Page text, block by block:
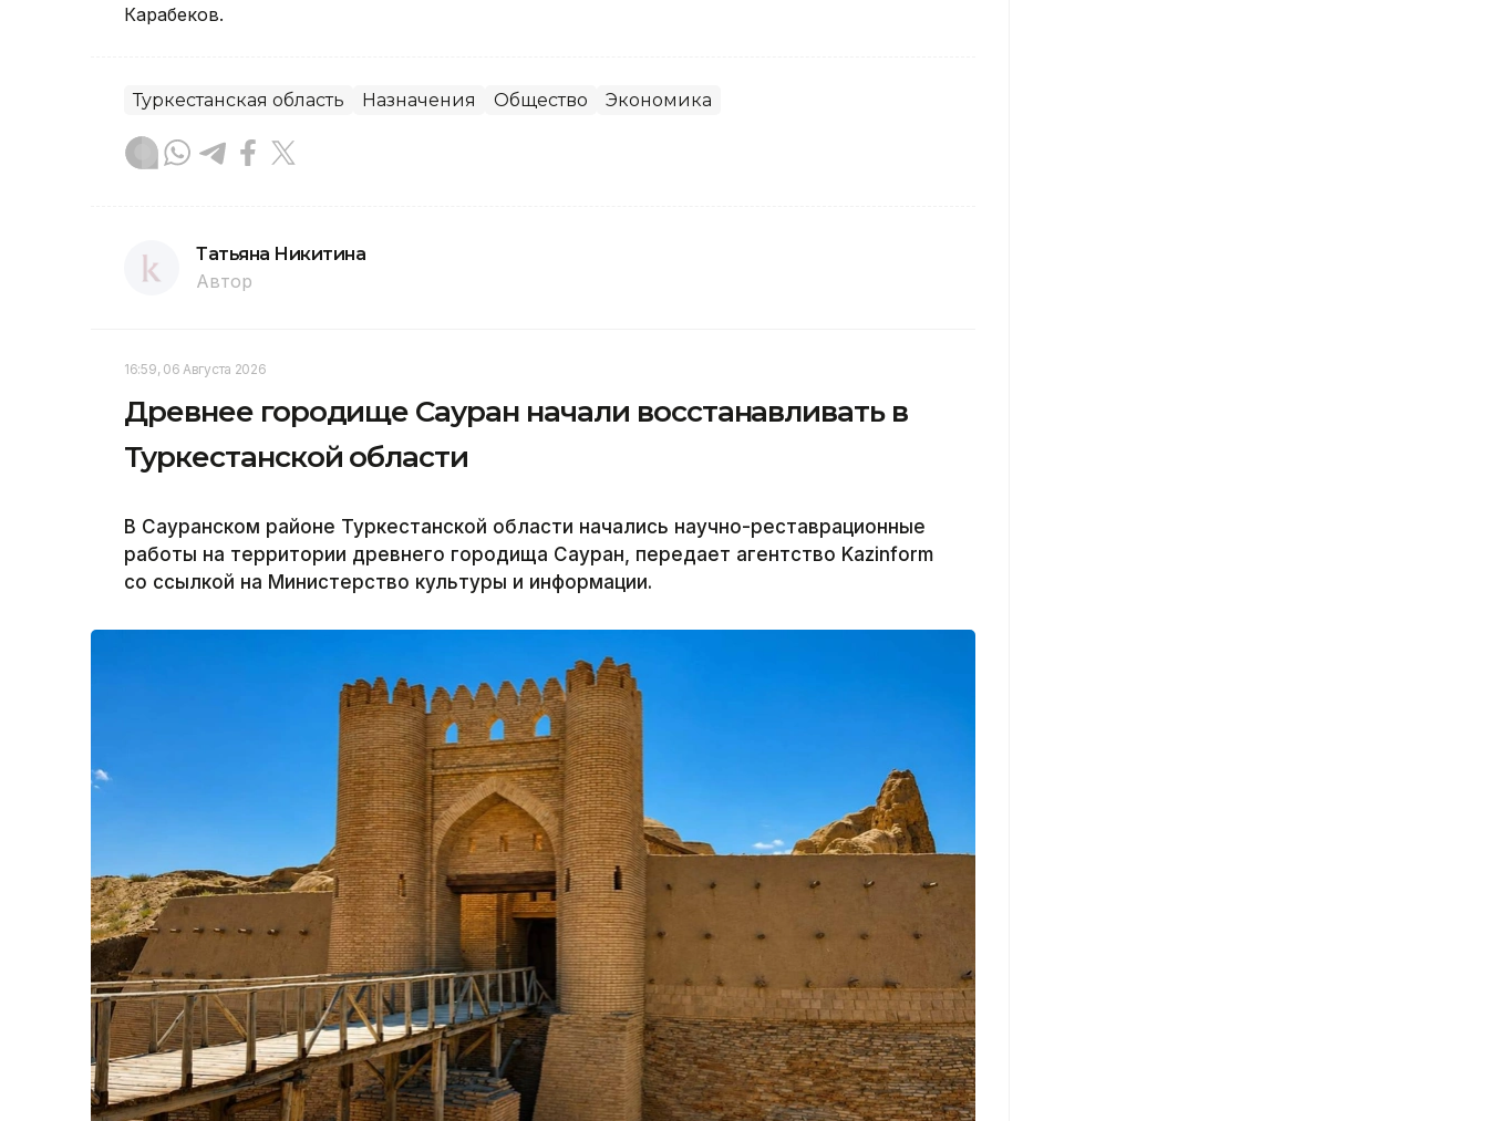
Карабеков.
Туркестанская область Назначения Общество Экономика
Татьяна Никитина
Автор
16:59, 06 Августа 2026
Древнее городище Сауран начали восстанавливать в
Туркестанской области
В Сауранском районе Туркестанской области начались научно-реставрационные
работы на территории древнего городища Сауран, передает агентство Kazinform
со ссылкой на Министерство культуры и информации.